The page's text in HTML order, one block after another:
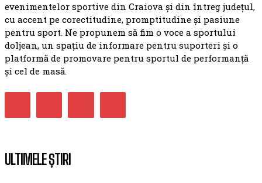
evenimentelor sportive din Craiova și din întreg județul,
cu accent pe corectitudine, promptitudine și pasiune
pentru sport. Ne propunem să fim o voce a sportului
doljean, un spațiu de informare pentru suporteri și o
platformă de promovare pentru sportul de performanță
și cel de masă.
ULTIMELE ȘTIRI